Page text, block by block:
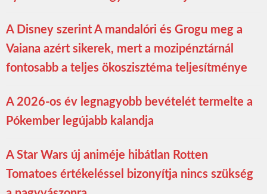
A Disney szerint A mandalóri és Grogu meg a
Vaiana azért sikerek, mert a mozipénztárnál
fontosabb a teljes ökoszisztéma teljesítménye
A 2026-os év legnagyobb bevételét termelte a
Pókember legújabb kalandja
A Star Wars új animéje hibátlan Rotten
Tomatoes értékeléssel bizonyítja nincs szükség